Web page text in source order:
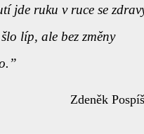
jde ruku v ruce se
líp, ale bez změny
Zdeněk